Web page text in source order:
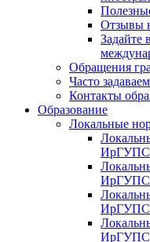
Отзывы
Задайте
Обращения
Часто
Контакты
Образование
Локальные
ИрГУПС
ИрГУПС
ИрГУПС
ИрГУПС